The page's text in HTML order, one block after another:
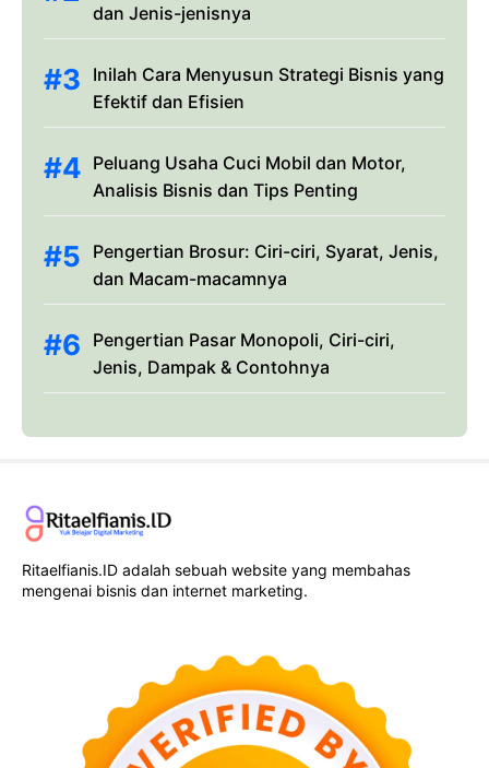
dan Jenis-jenisnya
Inilah Cara Menyusun Strategi Bisnis yang
Efektif dan Efisien
Peluang Usaha Cuci Mobil dan Motor,
Analisis Bisnis dan Tips Penting
Pengertian Brosur: Ciri-ciri, Syarat, Jenis,
dan Macam-macamnya
Pengertian Pasar Monopoli, Ciri-ciri,
Jenis, Dampak & Contohnya
Ritaelfianis.ID adalah sebuah website yang membahas
mengenai bisnis dan internet marketing.